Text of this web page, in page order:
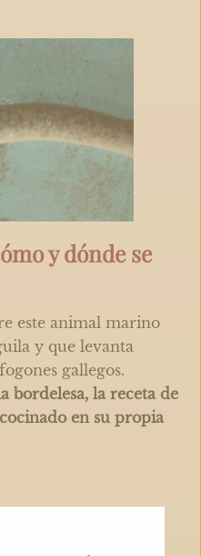
y dónde se
este animal marino
y que levanta
gallegos.
bordelesa, la receta de
en su propia